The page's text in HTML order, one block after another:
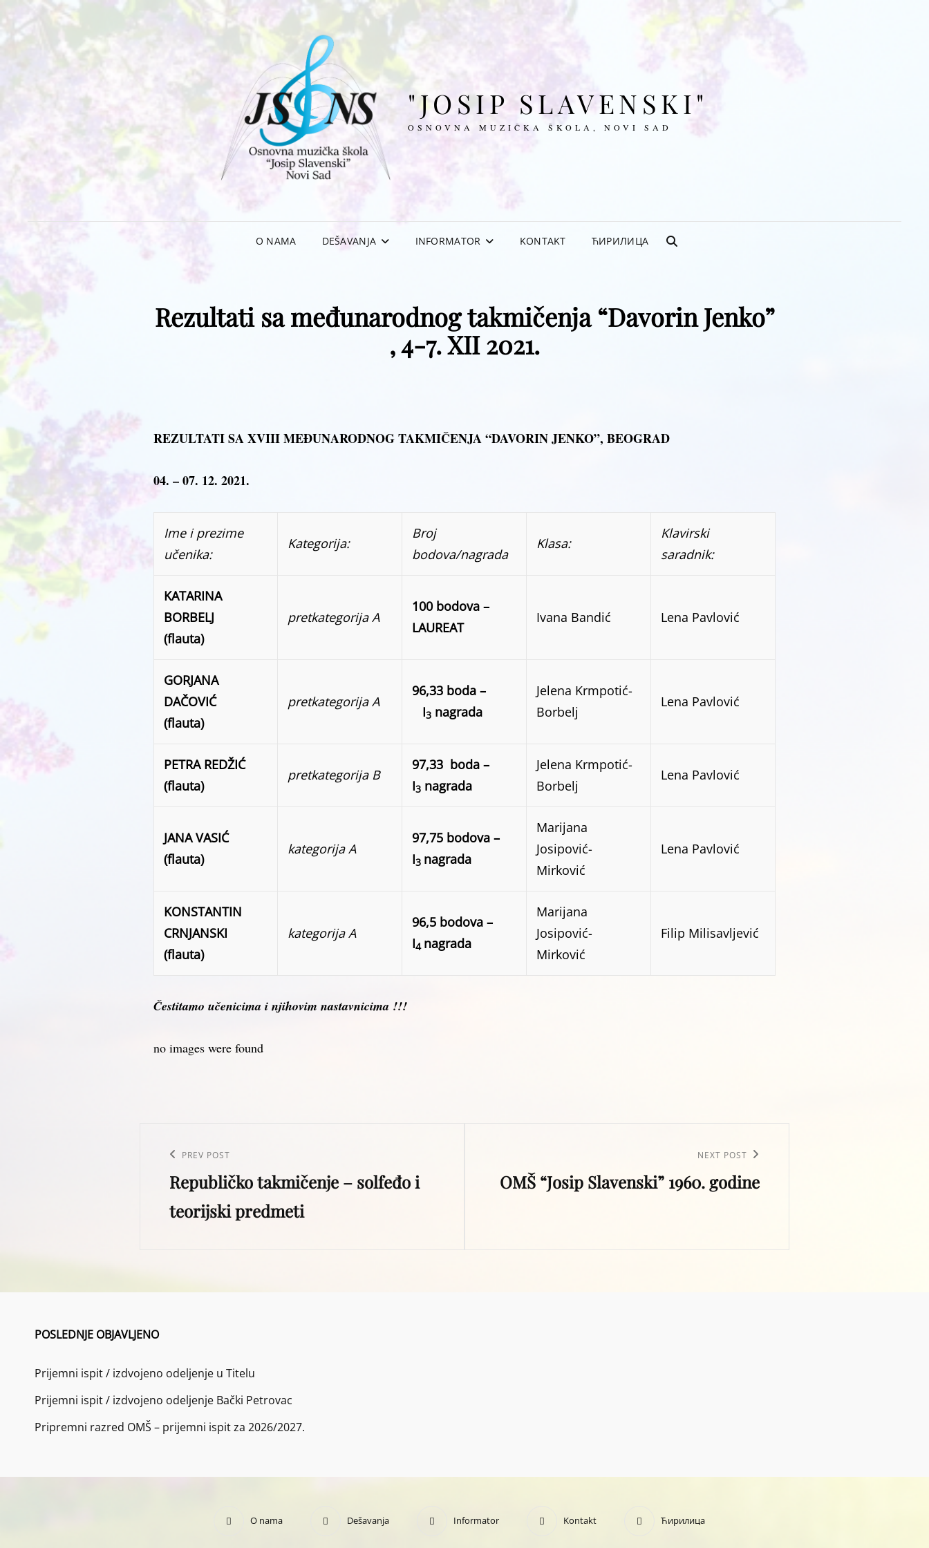
"JOSIP SLAVENSKI"
OSNOVNA MUZIČKA ŠKOLA, NOVI SAD
O NAMA DEŠAVANJA INFORMATOR KONTAKT ЋИРИЛИЦА
SEARCH
Rezultati sa međunarodnog takmičenja “Davorin Jenko”
, 4-7. XII 2021.
REZULTATI SA XVIII MEĐUNARODNOG TAKMIČENJA “DAVORIN JENKO”, BEOGRAD
04. – 07. 12. 2021.
Ime i prezime
učenika:
Kategorija:
Broj
bodova/nagrada
Klasa:
Klavirski
saradnik:
KATARINA
BORBELJ
(flauta)
pretkategorija A
100 bodova –
LAUREAT
Ivana Bandić Lena Pavlović
GORJANA
DAČOVIĆ
(flauta)
pretkategorija A
96,33 boda –
I3 nagrada
Jelena Krmpotić-
Borbelj
Lena Pavlović
PETRA REDŽIĆ
(flauta)
pretkategorija B
97,33 boda –
I3 nagrada
Jelena Krmpotić-
Borbelj
Lena Pavlović
JANA VASIĆ
(flauta)
kategorija A
97,75 bodova –
I3 nagrada
Marijana
Josipović-
Mirković
Lena Pavlović
KONSTANTIN
CRNJANSKI
(flauta)
kategorija A
96,5 bodova –
I4 nagrada
Marijana
Josipović-
Mirković
Filip Milisavljević
Čestitamo učenicima i njihovim nastavnicima !!!
no images were found
navigation
Previous
Post
PREV POST
Republičko takmičenje – solfeđo i
teorijski predmeti
Post
NEXT POST
OMŠ “Josip Slavenski” 1960. godine
POSLEDNJE OBJAVLJENO
Prijemni ispit / izdvojeno odeljenje u Titelu
Prijemni ispit / izdvojeno odeljenje Bački Petrovac
Pripremni razred OMŠ – prijemni ispit za 2026/2027.
O nama Dešavanja Informator Kontakt Ћирилица